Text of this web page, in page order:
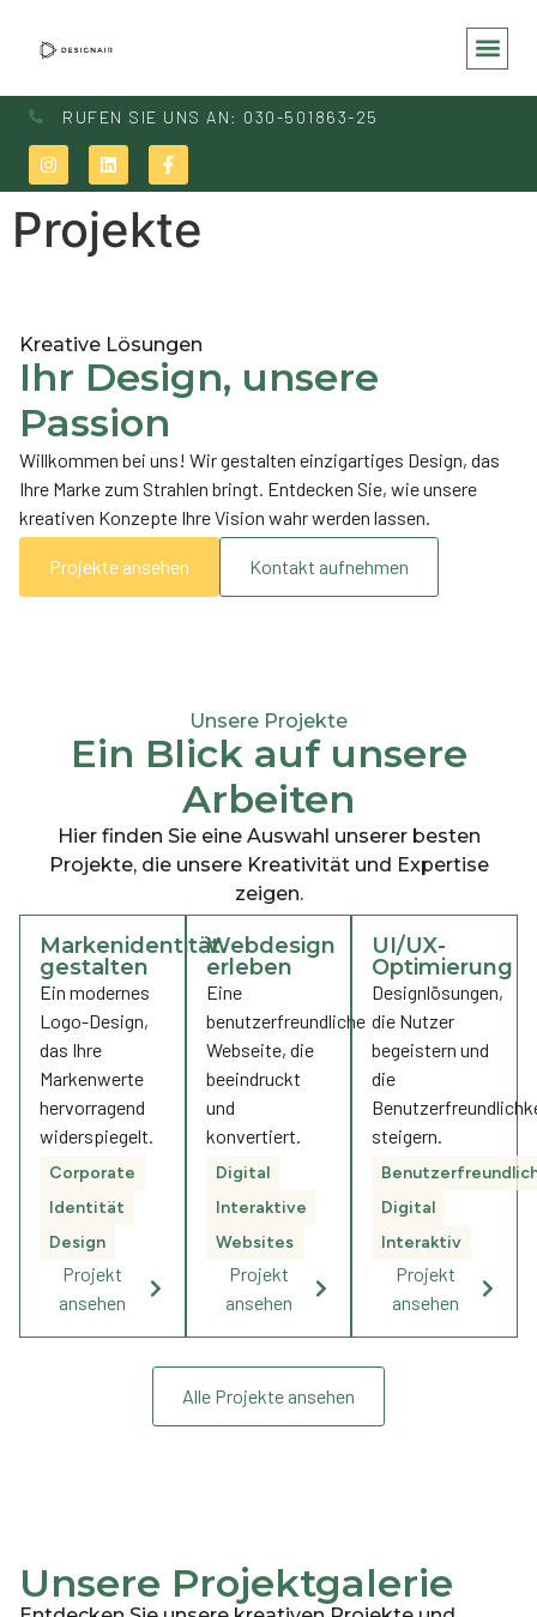
RUFEN SIE UNS AN: 030-501863-25
Projekte
Kreative Lösungen
Ihr Design, unsere
Passion
Willkommen bei uns! Wir gestalten einzigartiges Design, das
Ihre Marke zum Strahlen bringt. Entdecken Sie, wie unsere
kreativen Konzepte Ihre Vision wahr werden lassen.
Projekte ansehen Kontakt aufnehmen
Unsere Projekte
Ein Blick auf unsere
Arbeiten
Hier finden Sie eine Auswahl unserer besten
Projekte, die unsere Kreativität und Expertise
zeigen.
Markenidentität
gestalten
Ein modernes
Logo-Design,
das Ihre
Markenwerte
hervorragend
widerspiegelt.
Corporate
Identität
Design
Projekt
ansehen
Webdesign
erleben
Eine
benutzerfreundliche
Webseite, die
beeindruckt
und
konvertiert.
Digital
Interaktive
Websites
Projekt
ansehen
UI/UX-
Optimierung
Designlösungen,
die Nutzer
begeistern und
die
steigern.
Digital
Interaktiv
Projekt
ansehen
Alle Projekte ansehen
Unsere Projektgalerie